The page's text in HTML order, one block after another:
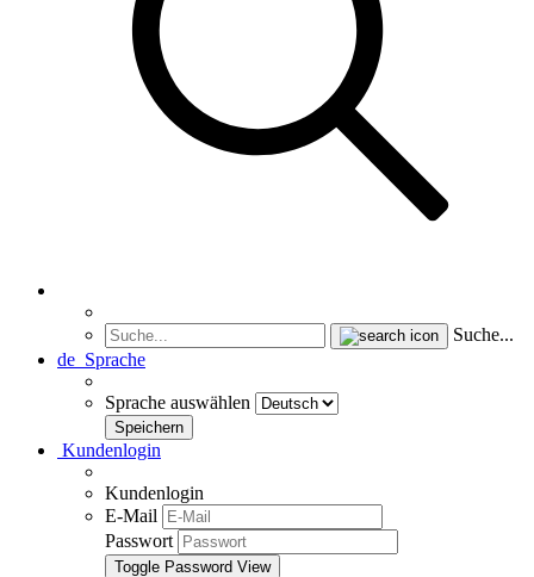
Suche...
de Sprache
Sprache auswählen
Kundenlogin
Kundenlogin
E-Mail
Passwort
Toggle Password View